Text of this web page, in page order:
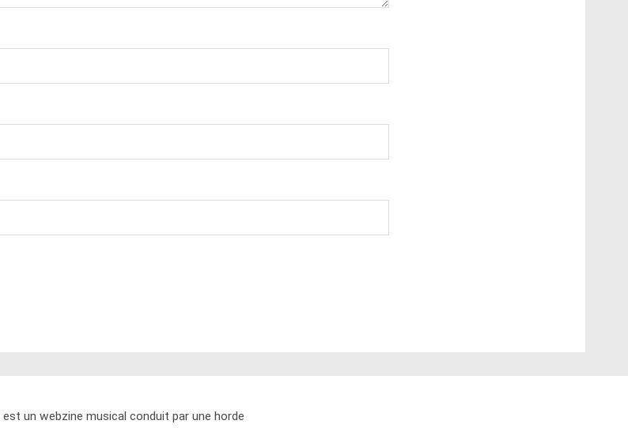
est un webzine musical conduit par une horde